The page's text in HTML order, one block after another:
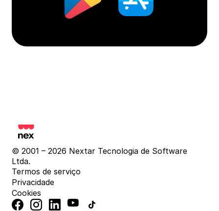
© 2001 – 2026 Nextar Tecnologia de Software
Ltda.
Termos de serviço
Privacidade
Cookies